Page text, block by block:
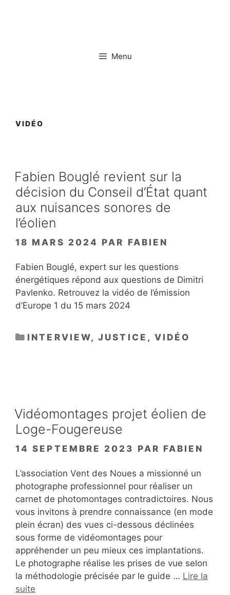
Menu
VIDÉO
Fabien Bouglé revient sur la
décision du Conseil d’État quant
aux nuisances sonores de
l’éolien
18 MARS 2024 PAR FABIEN
Fabien Bouglé, expert sur les questions
énergétiques répond aux questions de Dimitri
Pavlenko. Retrouvez la vidéo de l’émission
d’Europe 1 du 15 mars 2024
CATÉGORIES
INTERVIEW,JUSTICE ,VIDÉO
Vidéomontages projet éolien de
Loge-Fougereuse
14 SEPTEMBRE 2023 PAR FABIEN
L’association Vent des Noues a missionné un
photographe professionnel pour réaliser un
carnet de photomontages contradictoires. Nous
vous invitons à prendre connaissance (en mode
plein écran) des vues ci-dessous déclinées
sous forme de vidéomontages pour
appréhender un peu mieux ces implantations.
Le photographe réalise les prises de vue selon
la méthodologie précisée par le guide … Lire la
suite